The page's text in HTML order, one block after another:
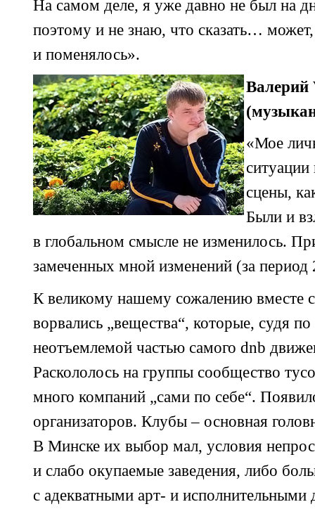
На самом деле, я уже давно не был на
поэтому и не знаю, что сказать…
и поменялось».
Валерий
«Мое
ситуации
сцены,
Были и
в глобальном смысле не изменилось.
замеченных мной изменений (за
К великому нашему сожалению вместе
ворвались „вещества“, которые, судя
неотъемлемой частью самого dnb
Раскололось на группы сообщество
много компаний „сами по себе“.
организаторов. Клубы – основная
В Минске их выбор мал, условия
и слабо окупаемые заведения, либо
с адекватными арт- и